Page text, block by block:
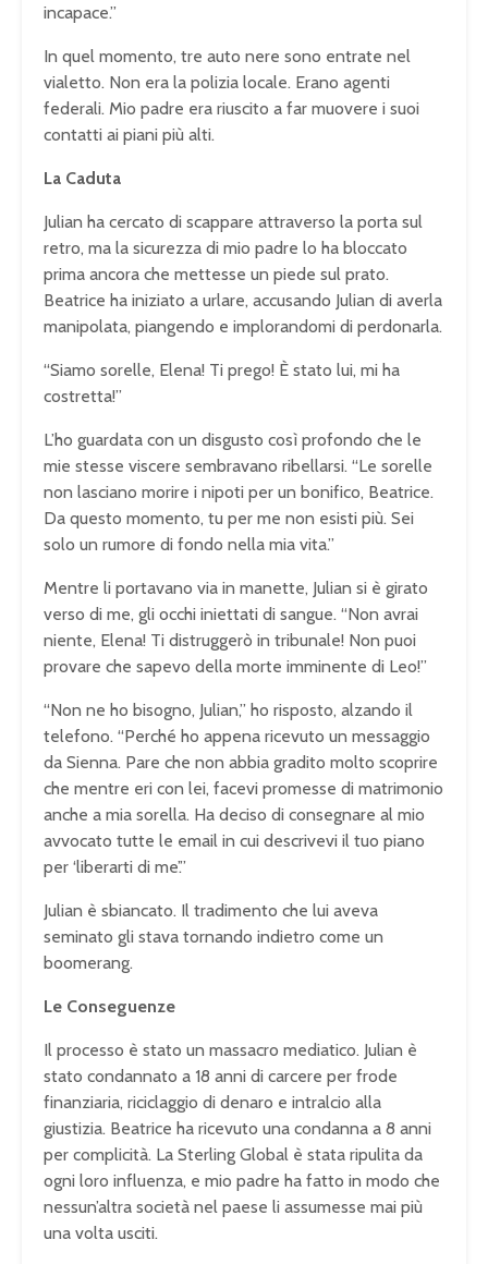
incapace.”
In quel momento, tre auto nere sono entrate nel
vialetto. Non era la polizia locale. Erano agenti
federali. Mio padre era riuscito a far muovere i suoi
contatti ai piani più alti.
La Caduta
Julian ha cercato di scappare attraverso la porta sul
retro, ma la sicurezza di mio padre lo ha bloccato
prima ancora che mettesse un piede sul prato.
Beatrice ha iniziato a urlare, accusando Julian di averla
manipolata, piangendo e implorandomi di perdonarla.
“Siamo sorelle, Elena! Ti prego! È stato lui, mi ha
costretta!”
L’ho guardata con un disgusto così profondo che le
mie stesse viscere sembravano ribellarsi. “Le sorelle
non lasciano morire i nipoti per un bonifico, Beatrice.
Da questo momento, tu per me non esisti più. Sei
solo un rumore di fondo nella mia vita.”
Mentre li portavano via in manette, Julian si è girato
verso di me, gli occhi iniettati di sangue. “Non avrai
niente, Elena! Ti distruggerò in tribunale! Non puoi
provare che sapevo della morte imminente di Leo!”
“Non ne ho bisogno, Julian,” ho risposto, alzando il
telefono. “Perché ho appena ricevuto un messaggio
da Sienna. Pare che non abbia gradito molto scoprire
che mentre eri con lei, facevi promesse di matrimonio
anche a mia sorella. Ha deciso di consegnare al mio
avvocato tutte le email in cui descrivevi il tuo piano
per ‘liberarti di me’.”
Julian è sbiancato. Il tradimento che lui aveva
seminato gli stava tornando indietro come un
boomerang.
Le Conseguenze
Il processo è stato un massacro mediatico. Julian è
stato condannato a 18 anni di carcere per frode
finanziaria, riciclaggio di denaro e intralcio alla
giustizia. Beatrice ha ricevuto una condanna a 8 anni
per complicità. La Sterling Global è stata ripulita da
ogni loro influenza, e mio padre ha fatto in modo che
nessun’altra società nel paese li assumesse mai più
una volta usciti.